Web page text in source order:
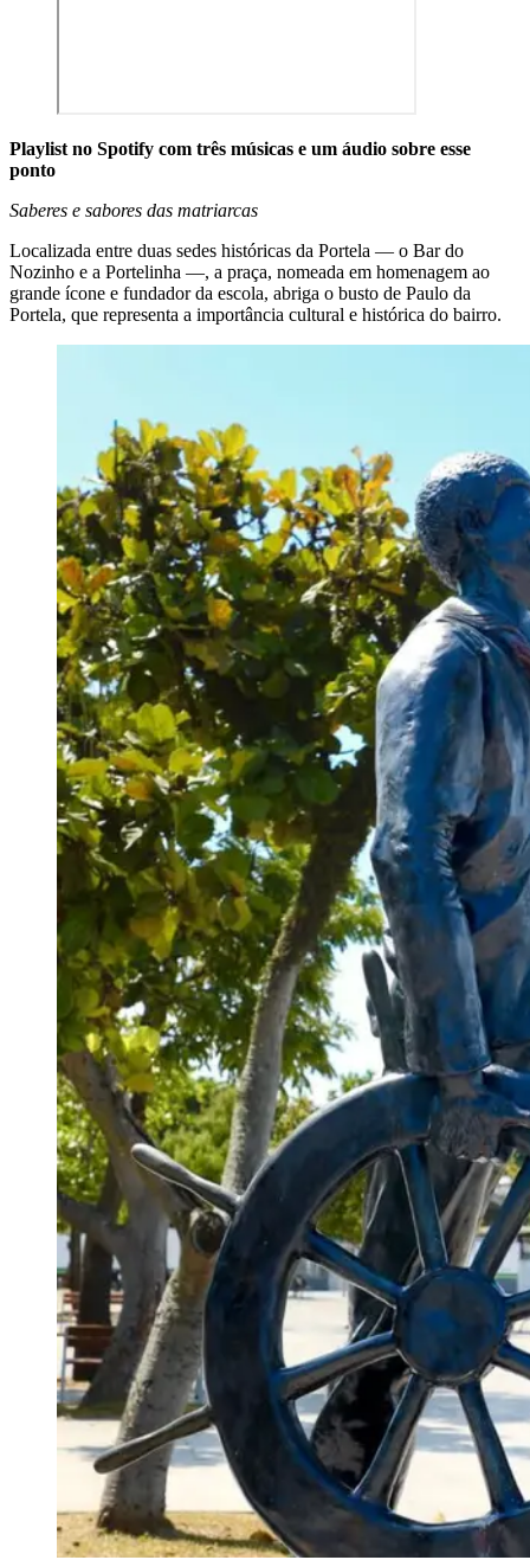
Playlist no Spotify com três músicas e um áudio sobre esse
ponto
Saberes e sabores das matriarcas
Localizada entre duas sedes históricas da Portela — o Bar do
Nozinho e a Portelinha —, a praça, nomeada em homenagem ao
grande ícone e fundador da escola, abriga o busto de Paulo da
Portela, que representa a importância cultural e histórica do bairro.